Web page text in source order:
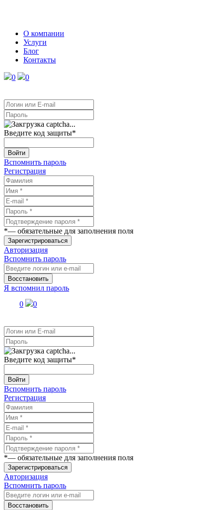
О компании
Услуги
Блог
Контакты
0 0
Введите код защиты*
Войти
Вспомнить пароль
Регистрация
*— обязательные для заполнения поля
Зарегистрироваться
Авторизация
Вспомнить пароль
Восстановить
Я вспомнил пароль
0
0
Введите код защиты*
Войти
Вспомнить пароль
Регистрация
*— обязательные для заполнения поля
Зарегистрироваться
Авторизация
Вспомнить пароль
Восстановить